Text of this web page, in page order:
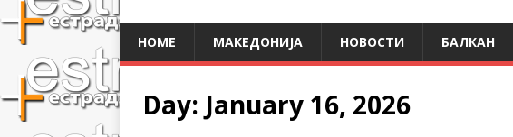
HOME МАКЕДОНИЈА НОВОСТИ БАЛКАН
Day: January 16, 2026